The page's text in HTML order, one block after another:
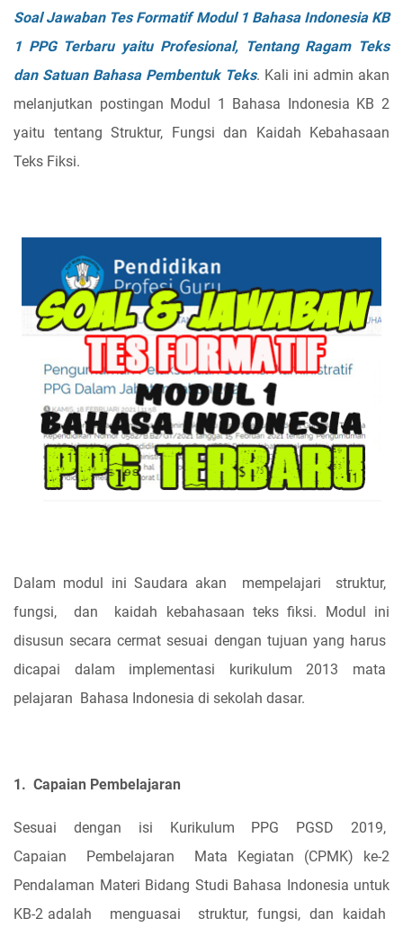
Soal Jawaban Tes Formatif Modul 1 Bahasa Indonesia KB
1 PPG Terbaru yaitu Profesional, Tentang Ragam Teks
dan Satuan Bahasa Pembentuk Teks. Kali ini admin akan
melanjutkan postingan Modul 1 Bahasa Indonesia KB 2
yaitu tentang Struktur, Fungsi dan Kaidah Kebahasaan
Teks Fiksi.
Dalam modul ini Saudara akan mempelajari
struktur,
fungsi,
dan
kaidah kebahasaan teks fiksi. Modul ini
disusun secara cermat sesuai dengan tujuan yang harus
dicapai
dalam implementasi kurikulum 2013
mata
pelajaran Bahasa Indonesia di sekolah dasar.
1. Capaian Pembelajaran
Sesuai dengan isi Kurikulum PPG PGSD
2019,
Capaian
Pembelajaran
Mata Kegiatan (CPMK) ke-2
Pendalaman Materi Bidang Studi Bahasa Indonesia untuk
KB-2 adalah
menguasai struktur, fungsi, dan
kaidah